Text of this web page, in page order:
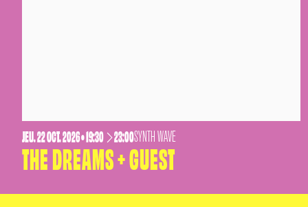
JEUDI
JEU.22OCTOBRE
OCT.2026• 19:30 23:00SYNTH WAVE
THE DREAMS + GUEST